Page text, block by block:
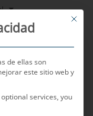
This
de ellas son
este sitio web y
services, you